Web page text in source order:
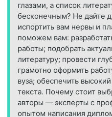
глазами, а список
бесконечным? Не дайте
испортить вам нервы и
поможем вам:
работы; подобрать
литературу; провести
грамотно оформить
вуза; обеспечить
текста. Почему стоит
авторы — эксперты с
опытом написания